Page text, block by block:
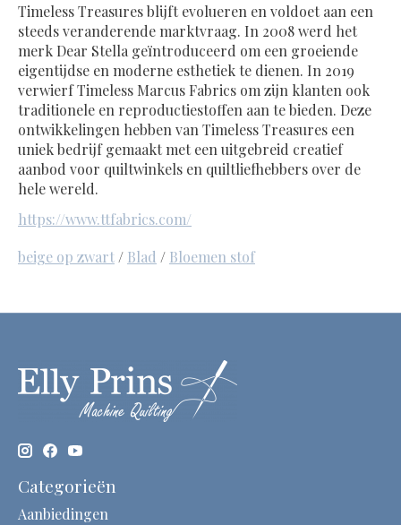
Timeless Treasures blijft evolueren en voldoet aan een
steeds veranderende marktvraag. In 2008 werd het
merk Dear Stella geïntroduceerd om een ​​groeiende
eigentijdse en moderne esthetiek te dienen. In 2019
verwierf Timeless Marcus Fabrics om zijn klanten ook
traditionele en reproductiestoffen aan te bieden. Deze
ontwikkelingen hebben van Timeless Treasures een
uniek bedrijf gemaakt met een uitgebreid creatief
aanbod voor quiltwinkels en quiltliefhebbers over de
hele wereld.
https://www.ttfabrics.com/
beige op zwart / Blad / Bloemen stof
Categorieën
Aanbiedingen